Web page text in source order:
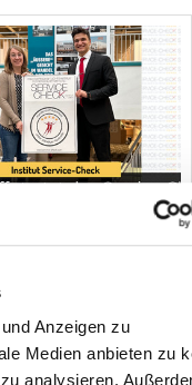
Anzeigen zu
Medien anbieten zu
analysieren.
CHECK!
in Bottrop
sich, die Einführung
innovative
mit dem